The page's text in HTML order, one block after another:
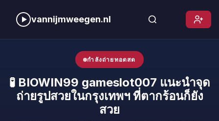
vannijmweegen.nl
กำลังถ่ายทอดสด
🧪 BIOWIN99 gameslot007 แนะนำจุด
ถ่ายรูปสวยในกรุงเทพฯ ที่ตากร้อนก็ยัง
สวย